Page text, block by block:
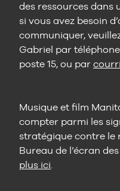
des ressources dans
si vous avez besoin
communiquer,
Gabriel par
poste 15, ou par
Musique et film
compter parmi les
stratégique contre le
Bureau de l’écran
plus ici.